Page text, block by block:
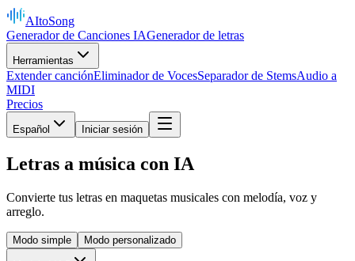
AItoSong
Generador de Canciones IAGenerador de letras
Herramientas
Extender canciónEliminador de VocesSeparador de StemsAudio a
MIDI
Precios
Español Iniciar sesión
Letras a música con IA
Convierte tus letras en maquetas musicales con melodía, voz y
arreglo.
Modo simple Modo personalizado